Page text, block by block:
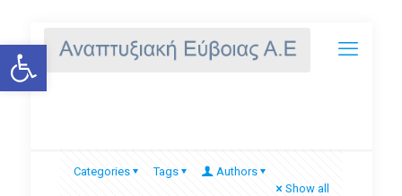
Ανοίξτε τη γραμμή εργαλείων
Categories Tags
Authors
Show all